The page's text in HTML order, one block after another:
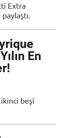
Extra
En
ikinci beşi